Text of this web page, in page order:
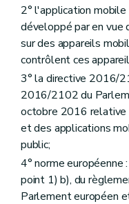
2° l'application
développé par en vue
sur des appareils
contrôlent ces
3° la directive 2016/
2016/2102 du
octobre 2016 relative
et des applications
public;
4° norme européenne
point 1) b), du
Parlement européen